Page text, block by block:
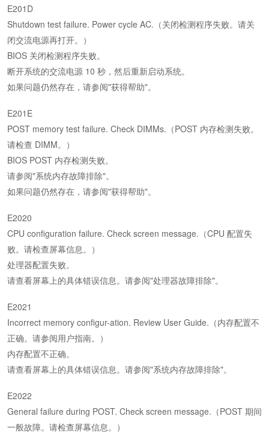
E201D
Shutdown test failure. Power cycle AC.（关闭检测程序失败。请关
闭交流电源再打开。）
BIOS 关闭检测程序失败。
断开系统的交流电源 10 秒，然后重新启动系统。
如果问题仍然存在，请参阅"获得帮助"。
E201E
POST memory test failure. Check DIMMs.（POST 内存检测失败。
请检查 DIMM。）
BIOS POST 内存检测失败。
请参阅"系统内存故障排除"。
如果问题仍然存在，请参阅"获得帮助"。
E2020
CPU configuration failure. Check screen message.（CPU 配置失
败。请检查屏幕信息。）
处理器配置失败。
请查看屏幕上的具体错误信息。请参阅"处理器故障排除"。
E2021
Incorrect memory configur-ation. Review User Guide.（内存配置不
正确。请参阅用户指南。）
内存配置不正确。
请查看屏幕上的具体错误信息。请参阅"系统内存故障排除"。
E2022
General failure during POST. Check screen message.（POST 期间
一般故障。请检查屏幕信息。）